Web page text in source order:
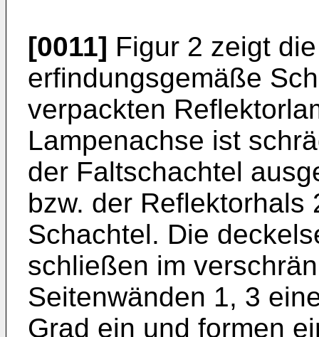
[0011] Figur 2 zeigt
erfindungsgemäße
verpackten
Lampenachse ist
der Faltschachtel
bzw. der Reflektorhals
Schachtel. Die
schließen im
Seitenwänden 1, 3
Grad ein und formen